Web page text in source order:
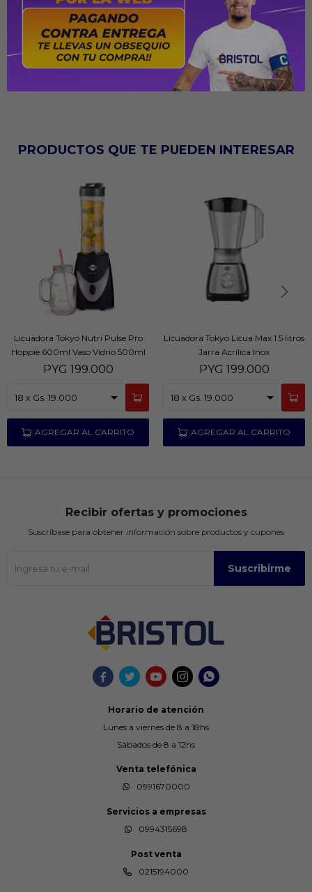
Capacidad de 1.5 lts.
Potencia Max 1300 w
PRODUCTOS QUE TE PUEDEN INTERESAR
Licuadora Tokyo Nutri Pulse Pro
Hoppie 600ml Vaso Vidrio 500ml
PYG 199.000
Licuadora Tokyo Licua Max 1.5 litros
Jarra Acrilica Inox
PYG 199.000
    
Horario de atención
Lunes a viernes de 8 a 18hs
Sábados de 8 a 12hs
Venta telefónica
0991670000
Servicios a empresas
0994315698
Post venta
0215194000
Recibir ofertas y promociones
Suscríbase para obtener información sobre productos y cupones
Suscribirme